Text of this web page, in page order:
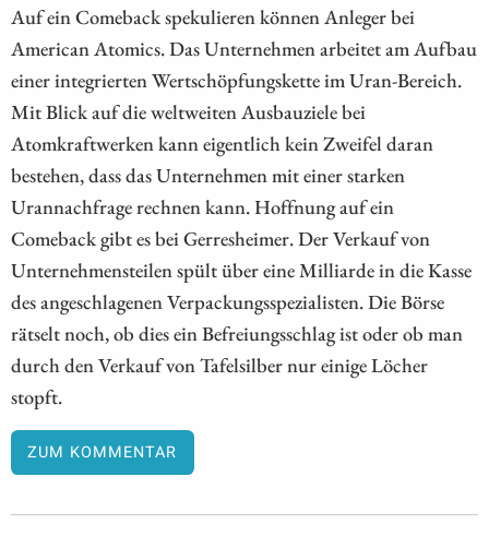
Auf ein Comeback spekulieren können Anleger bei
American Atomics. Das Unternehmen arbeitet am Aufbau
einer integrierten Wertschöpfungskette im Uran-Bereich.
Mit Blick auf die weltweiten Ausbauziele bei
Atomkraftwerken kann eigentlich kein Zweifel daran
bestehen, dass das Unternehmen mit einer starken
Urannachfrage rechnen kann. Hoffnung auf ein
Comeback gibt es bei Gerresheimer. Der Verkauf von
Unternehmensteilen spült über eine Milliarde in die Kasse
des angeschlagenen Verpackungsspezialisten. Die Börse
rätselt noch, ob dies ein Befreiungsschlag ist oder ob man
durch den Verkauf von Tafelsilber nur einige Löcher
stopft.
ZUM KOMMENTAR